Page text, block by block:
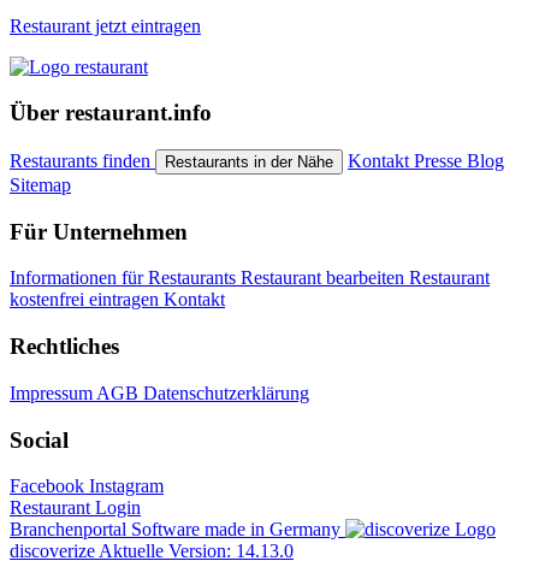
Restaurant jetzt eintragen
Über restaurant.info
Restaurants finden Restaurants in der Nähe Kontakt Presse Blog
Sitemap
Für Unternehmen
Informationen für Restaurants Restaurant bearbeiten Restaurant
kostenfrei eintragen Kontakt
Rechtliches
Impressum AGB Datenschutzerklärung
Social
Facebook Instagram
Restaurant Login
Branchenportal Software made in Germany
discoverize Aktuelle Version: 14.13.0